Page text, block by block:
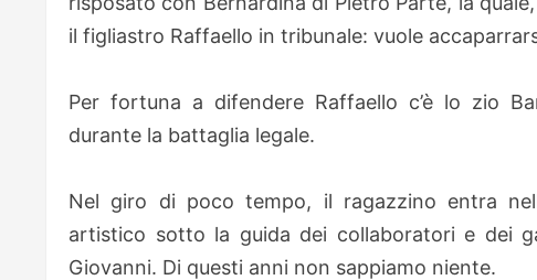
il figliastro Raffaello in tribunale: vuole
Per fortuna a difendere Raffaello c’è lo zio
durante la battaglia legale.
Nel giro di poco tempo, il ragazzino entra
artistico sotto la guida dei collaboratori e dei
Giovanni. Di questi anni non sappiamo niente.